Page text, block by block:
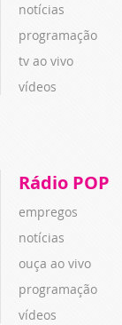
notícias
programação
tv ao vivo
vídeos
Rádio POP
empregos
notícias
ouça ao vivo
programação
vídeos